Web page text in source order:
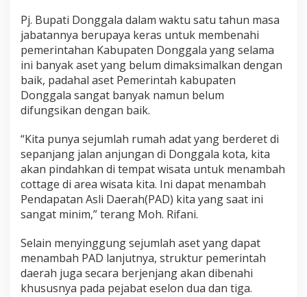
Pj. Bupati Donggala dalam waktu satu tahun masa
jabatannya berupaya keras untuk membenahi
pemerintahan Kabupaten Donggala yang selama
ini banyak aset yang belum dimaksimalkan dengan
baik, padahal aset Pemerintah kabupaten
Donggala sangat banyak namun belum
difungsikan dengan baik.
“Kita punya sejumlah rumah adat yang berderet di
sepanjang jalan anjungan di Donggala kota, kita
akan pindahkan di tempat wisata untuk menambah
cottage di area wisata kita. Ini dapat menambah
Pendapatan Asli Daerah(PAD) kita yang saat ini
sangat minim,” terang Moh. Rifani.
Selain menyinggung sejumlah aset yang dapat
menambah PAD lanjutnya, struktur pemerintah
daerah juga secara berjenjang akan dibenahi
khususnya pada pejabat eselon dua dan tiga.